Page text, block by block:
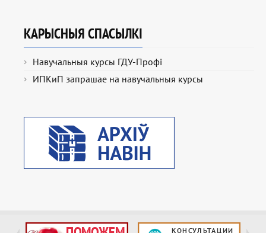
КАРЫСНЫЯ СПАСЫЛКІ
Навучальныя курсы ГДУ-Профі
ИПКиП запрашае на навучальныя курсы